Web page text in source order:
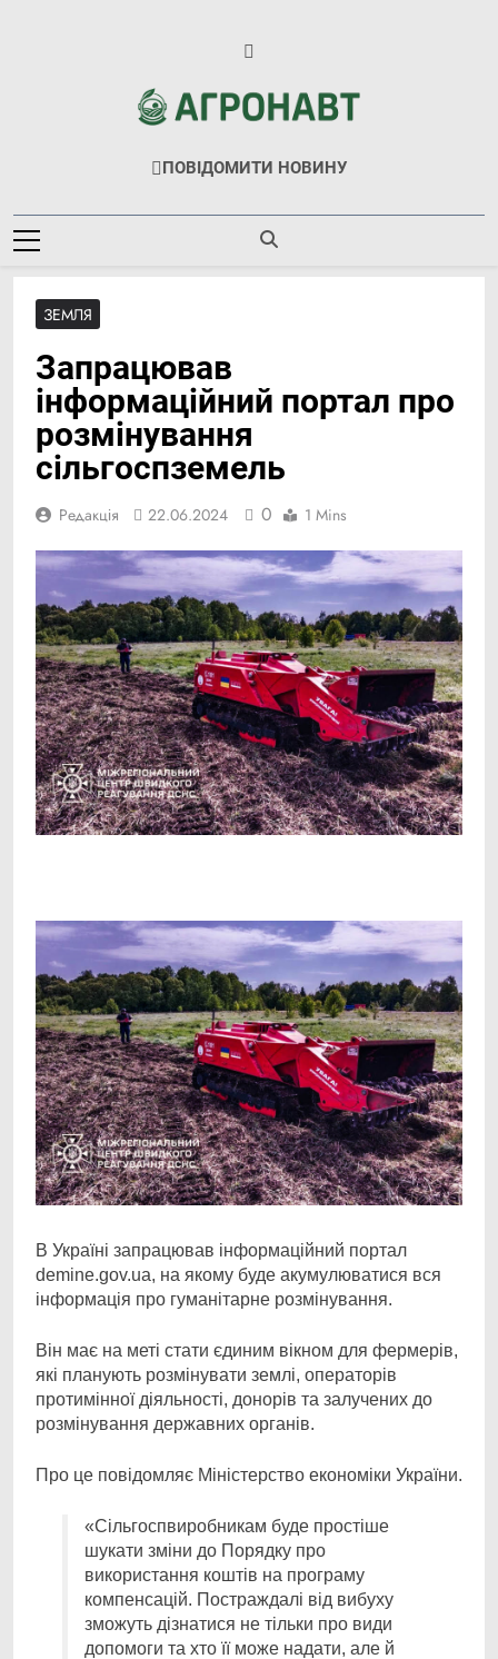
Агронавт
Новини Українського Агробізнесу
ПОВІДОМИТИ НОВИНУ
ЗЕМЛЯ
Запрацював
інформаційний портал про
розмінування
сільгоспземель
Редакція 22.06.2024 0 1 Mins
Link
В Україні запрацював інформаційний портал
demine.gov.ua, на якому буде акумулюватися вся
інформація про гуманітарне розмінування.
Він має на меті стати єдиним вікном для фермерів,
які планують розмінувати землі, операторів
протимінної діяльності, донорів та залучених до
розмінування державних органів.
Про це повідомляє Міністерство економіки України.
«Сільгоспвиробникам буде простіше
шукати зміни до Порядку про
використання коштів на програму
компенсацій. Постраждалі від вибуху
зможуть дізнатися не тільки про види
допомоги та хто її може надати, але й